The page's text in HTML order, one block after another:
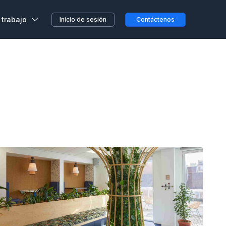
ALL
programas de
Inicio de sesión Contáctenos